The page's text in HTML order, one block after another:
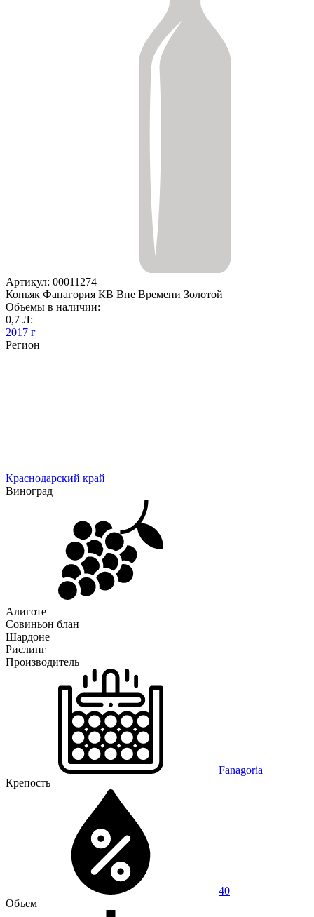
Артикул: 00011274
Коньяк Фанагория КВ Вне Времени Золотой
Объемы в наличии:
0,7 Л:
2017 г
Регион
Краснодарский край
Виноград
Алиготе
Совиньон блан
Шардоне
Рислинг
Производитель
Fanagoria
Крепость
40
Объем